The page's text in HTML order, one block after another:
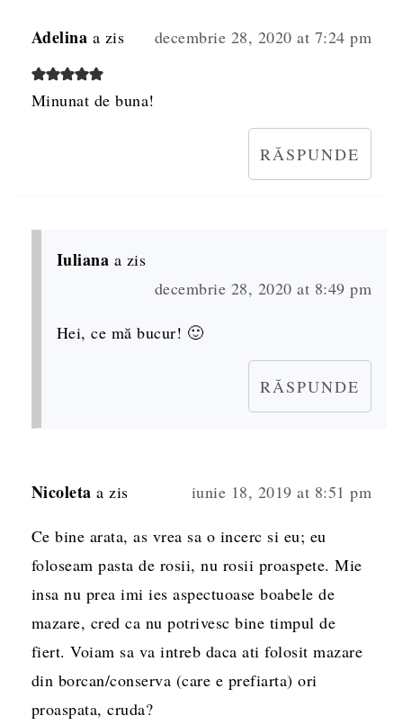
Adelina a zis decembrie 28, 2020 at 7:24 pm
Minunat de buna!
RĂSPUNDE
Iuliana a zis
decembrie 28, 2020 at 8:49 pm
Hei, ce mă bucur! 🙂
RĂSPUNDE
Nicoleta a zis iunie 18, 2019 at 8:51 pm
Ce bine arata, as vrea sa o incerc si eu; eu
foloseam pasta de rosii, nu rosii proaspete. Mie
insa nu prea imi ies aspectuoase boabele de
mazare, cred ca nu potrivesc bine timpul de
fiert. Voiam sa va intreb daca ati folosit mazare
din borcan/conserva (care e prefiarta) ori
proaspata, cruda?